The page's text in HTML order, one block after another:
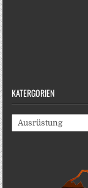
KATERGORIEN
Katergorien